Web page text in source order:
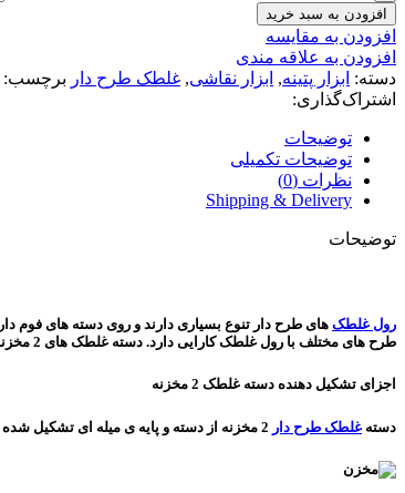
افزودن به سبد خرید
افزودن به مقایسه
افزودن به علاقه مندی
دسته: ابزار پتینه, ابزار نقاشی, غلطک طرح دار برچسب:
اشتراک‌گذاری:
توضیحات
توضیحات تکمیلی
نظرات (0)
Shipping & Delivery
توضیحات
رول غلطک
طرح های مختلف با رول غلطک کارایی دارد. دسته غلطک های 2 مخزنه برای انواع رول های غلطک مناسب است و طرح های زیبای 2 رنگ را روی دیوار می نشاند.
اجزای تشکیل دهنده دسته غلطک 2 مخزنه
دسته غلطک طرح دار